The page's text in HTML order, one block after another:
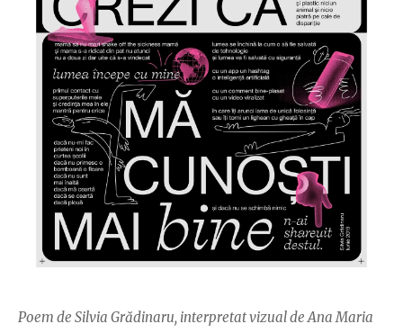
Poem de Silvia Grădinaru, interpretat vizual de Ana Maria